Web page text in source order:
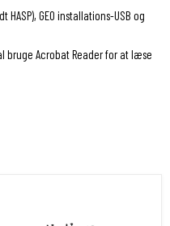
GEO installations-USB og
bruge Acrobat Reader for at læse